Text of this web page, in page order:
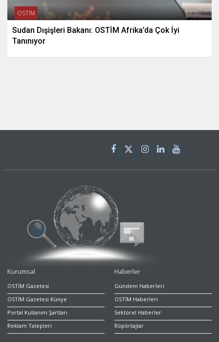
OSTİM
Sudan Dışişleri Bakanı: OSTİM Afrika’da Çok İyi
Tanınıyor
Kurumsal
OSTİM Gazetesi
OSTİM Gazetesi Künye
Portal Kullanım Şartları
Reklam Talepleri
Haberler
Gündem Haberleri
OSTİM Haberleri
Sektörel Haberler
Röpörtajlar